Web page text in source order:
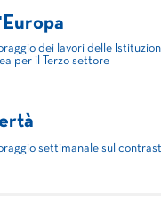
Europa
dei lavori delle
per il Terzo settore
settimanale sul